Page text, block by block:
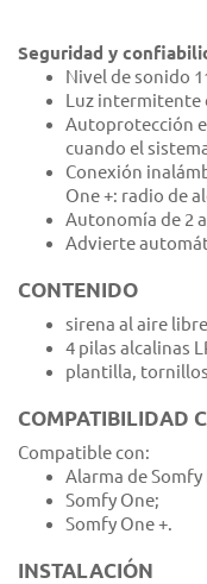
Seguridad y
Nivel de sonido
Luz intermitente
Autoprotección
cuando el
Conexión
One +: radio de
Autonomía de 2
Advierte
CONTENIDO
sirena al aire
4 pilas alcalinas
plantilla,
COMPATIBILIDAD
Compatible con:
Alarma de Somfy
Somfy One;
Somfy One +.
INSTALACIÓN